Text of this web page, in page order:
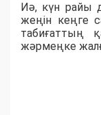
Иә, күн райы
жеңін кеңге
табиғаттың
жәрмеңке